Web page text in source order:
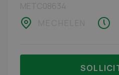
METC08634